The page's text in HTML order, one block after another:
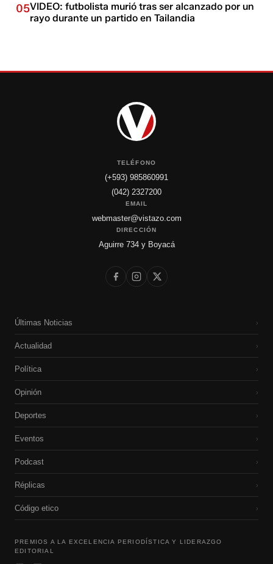
05VIDEO: futbolista murió tras ser alcanzado por un
rayo durante un partido en Tailandia
TELÉFONO
(+593) 985860991
(042) 2327200
EMAIL
webmaster@vistazo.com
DIRECCIÓN
Aguirre 734 y Boyacá
Últimas Noticias ›
Actualidad ›
Política ›
Opinión ›
Deportes ›
Eventos ›
Podcast ›
Réplicas ›
Código etico ›
PREMIOS A LA EXCELENCIA PERIODÍSTICA Y LIDERAZGO
EDITORIAL